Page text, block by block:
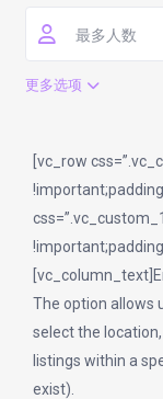
最多人数
更多选项
[vc_row
The option allows
select the
listings within a
exist).